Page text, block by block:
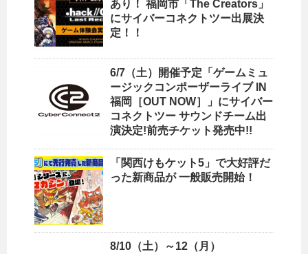
あり！ 福岡市「The Creators」
にサイバーコネクトツー出展決
定！！
6/7（土）開催予定「ゲームミュ
ージックコンポーザーライブ IN
福岡［OUT NOW］」にサイバー
コネクトツー サウンドチーム出
演決定!前売チケット発売中!!
「関西けもケット5」で大好評だ
った新商品が 一般販売開始！
8/10（土）～12（月）